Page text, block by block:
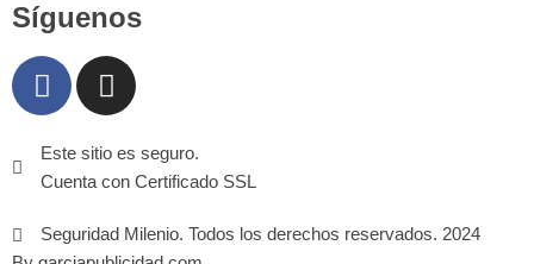
Síguenos
Este sitio es seguro.
Cuenta con Certificado SSL
Seguridad Milenio. Todos los derechos reservados. 2024